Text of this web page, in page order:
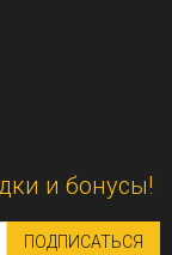
и бонусы!
ПОДПИСАТЬСЯ